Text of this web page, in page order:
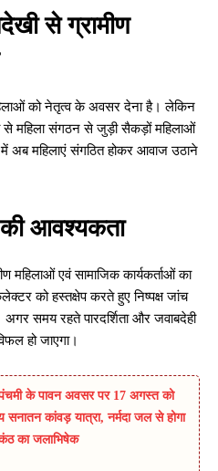
से ग्रामीण
को नेतृत्व के अवसर देना है। लेकिन
से महिला संगठन से जुड़ी सैकड़ों महिलाओं
अब महिलाएं संगठित होकर आवाज उठाने
आवश्यकता
महिलाओं एवं सामाजिक कार्यकर्ताओं का
को हस्तक्षेप करते हुए निष्पक्ष जांच
अगर समय रहते पारदर्शिता और जवाबदेही
हो जाएगा।
के पावन अवसर पर 17 अगस्त को
सनातन कांवड़ यात्रा, नर्मदा जल से होगा
का जलाभिषेक